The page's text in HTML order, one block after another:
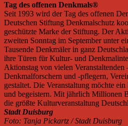
Tag des offenen Denkmals®
Seit 1993 wird der Tag des offenen
Deutschen Stiftung Denkmalschutz
geschützte Marke der Stiftung. Der
zweiten Sonntag im September unter
Tausende Denkmäler in ganz
ihre Türen für Kultur- und
Aktionstag von vielen Veranstaltenden
Denkmalforschern und -pflegern,
gestaltet. Die Veranstaltung möchte
und begeistern. Mit jährlich Millionen
die größte Kulturveranstaltung
Stadt Duisburg
Foto: Tanja Pickartz / Stadt Duisburg